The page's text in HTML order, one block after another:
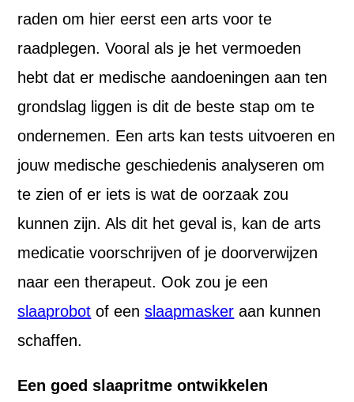
raden om hier eerst een arts voor te
raadplegen. Vooral als je het vermoeden
hebt dat er medische aandoeningen aan ten
grondslag liggen is dit de beste stap om te
ondernemen. Een arts kan tests uitvoeren en
jouw medische geschiedenis analyseren om
te zien of er iets is wat de oorzaak zou
kunnen zijn. Als dit het geval is, kan de arts
medicatie voorschrijven of je doorverwijzen
naar een therapeut. Ook zou je een
slaaprobot of eenslaapmasker aan kunnen
schaffen.
Een goed slaapritme ontwikkelen